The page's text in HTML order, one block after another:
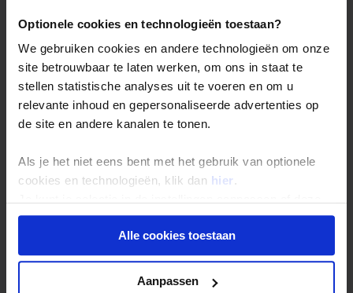
Optionele cookies en technologieën toestaan?
We gebruiken cookies en andere technologieën om onze
site betrouwbaar te laten werken, om ons in staat te
stellen statistische analyses uit te voeren en om u
relevante inhoud en gepersonaliseerde advertenties op
de site en andere kanalen te tonen.
Als je het niet eens bent met het gebruik van optionele
cookies en technologieën, klik dan hier .
onder aan de pagina op elk gewenst moment voor de
toekomst wijzigen.Alle cookies toestaan
Aanpassen
van goede kwaliteit.
Hoe smaakt de Bhutanese
gerechten die je echt moet
proberen?
Bhutanese
keuken niet mijn
favoriet.